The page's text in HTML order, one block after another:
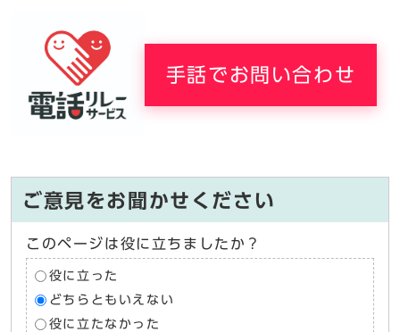
手話でお問い合わせ
ご意見をお聞かせください
このページは役に立ちましたか？
役に立った
どちらともいえない
役に立たなかった